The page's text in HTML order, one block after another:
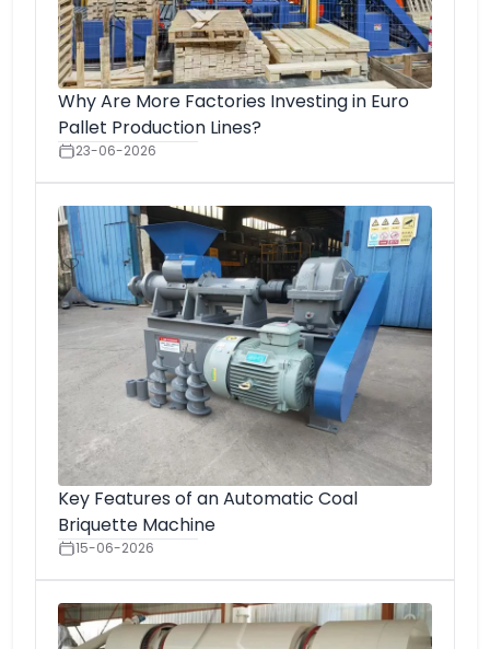
Why Are More Factories Investing in Euro
Pallet Production Lines?
23-06-2026
Key Features of an Automatic Coal
Briquette Machine
15-06-2026